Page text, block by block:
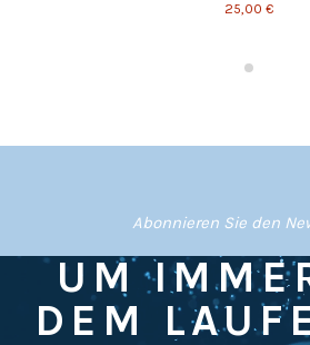
25,00 €
Abonnieren Sie den
UM
DEM